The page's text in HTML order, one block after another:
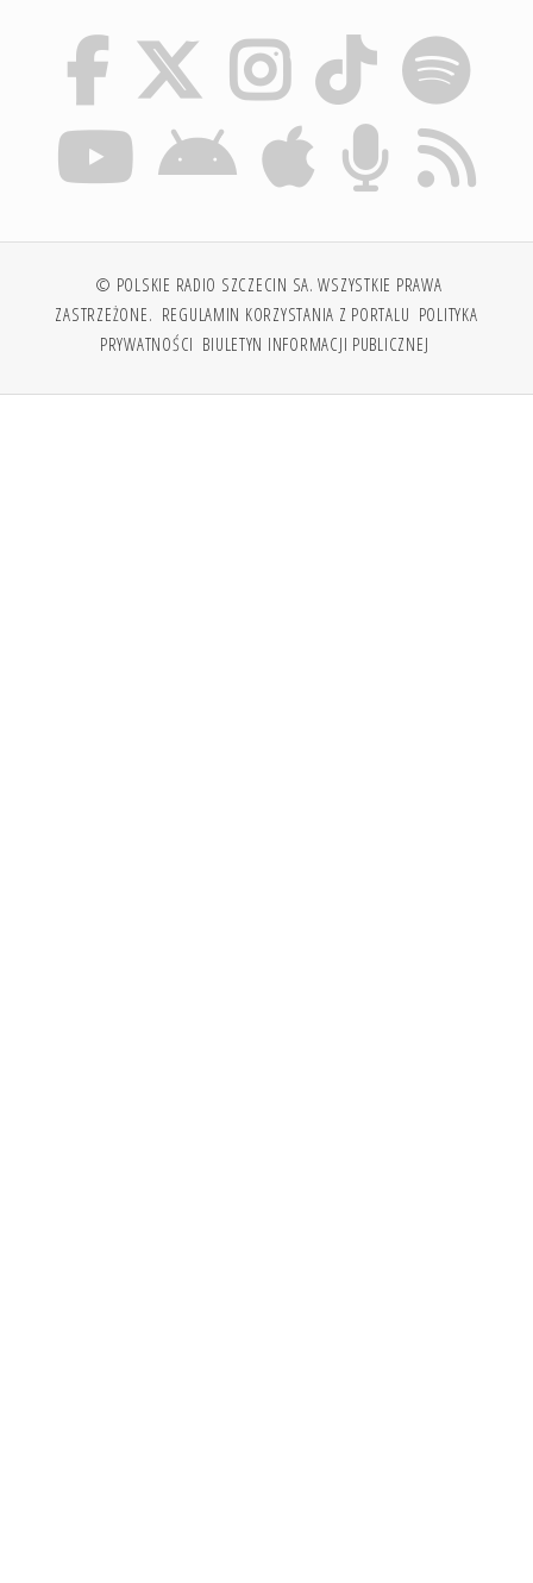
© POLSKIE RADIO SZCZECIN SA. WSZYSTKIE PRAWA
ZASTRZEŻONE. REGULAMIN KORZYSTANIA Z PORTALU POLITYKA
PRYWATNOŚCI BIULETYN INFORMACJI PUBLICZNEJ